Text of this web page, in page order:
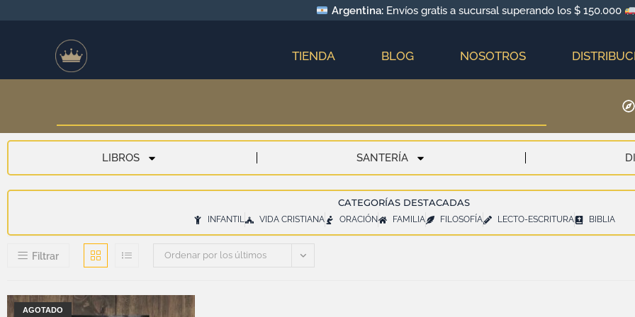
Argentina:Envíos gratis a sucursal superando los $ 150.000
TIENDA BLOG NOSOTROS
LIBROS SANTERÍA
CATEGORÍAS DESTACADAS
INFANTIL VIDA CRISTIANA ORACIÓN FAMILIA FILOSOFÍA LECTO-ESCRITURA BIBLIA
Filtrar Ordenar por los últimos
AGOTADO